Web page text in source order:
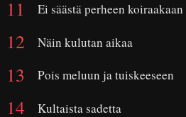
Ei säästä perheen koiraakaan
Näin kulutan aikaa
Pois meluun ja tuiskeeseen
Kultaista sadetta